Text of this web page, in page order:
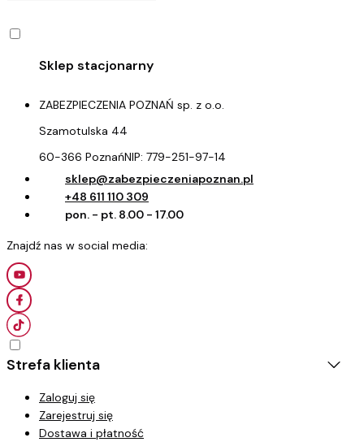
ZABEZPIECZENIA POZNAŃ sp. z o.o.
Szamotulska 44
60-366 PoznańNIP: 779-251-97-14
sklep@zabezpieczeniapoznan.pl
+48 611 110 309
pon. - pt. 8.00 - 17.00
Strefa klienta
Zaloguj się
Zarejestruj się
Dostawa i płatność